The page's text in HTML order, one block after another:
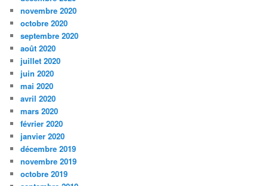
novembre 2020
octobre 2020
septembre 2020
août 2020
juillet 2020
juin 2020
mai 2020
avril 2020
mars 2020
février 2020
janvier 2020
décembre 2019
novembre 2019
octobre 2019